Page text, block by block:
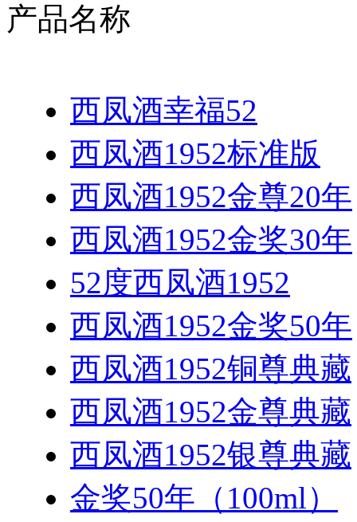
产品名称
西凤酒幸福52
西凤酒1952标准版
西凤酒1952金尊20年
西凤酒1952金奖30年
52度西凤酒1952
西凤酒1952金奖50年
西凤酒1952铜尊典藏
西凤酒1952金尊典藏
西凤酒1952银尊典藏
金奖50年（100ml）